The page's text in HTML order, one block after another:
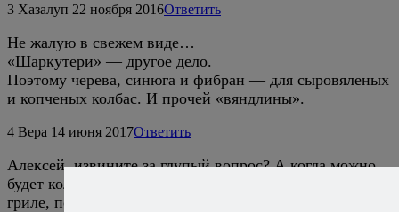
3 Хазалуп 22 ноября 2016Ответить
Не жалую в свежем виде…
«Шаркутери» — другое дело.
Поэтому черева, синюга и фибран — для сыровяленых
и копченых колбас. И прочей «вяндлины».
4 Вера 14 июня 2017Ответить
Алексей, извините за глупый вопрос? А когда можно
будет колбаски разрезать по — штучно если жарить на
гриле, после того, как отварим?